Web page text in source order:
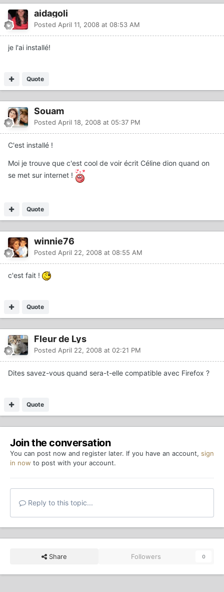
aidagoli
Posted April 11, 2008 at 08:53 AM
je l'ai installé!
Quote
Souam
Posted April 18, 2008 at 05:37 PM
C'est installé !
Moi je trouve que c'est cool de voir écrit Céline dion quand on
se met sur internet !
Quote
winnie76
Posted April 22, 2008 at 08:55 AM
c'est fait !
Quote
Fleur de Lys
Posted April 22, 2008 at 02:21 PM
Dites savez-vous quand sera-t-elle compatible avec Firefox ?
Quote
Join the conversation
You can post now and register later. If you have an account, sign
in now to post with your account.
Reply to this topic...
Share Followers 0